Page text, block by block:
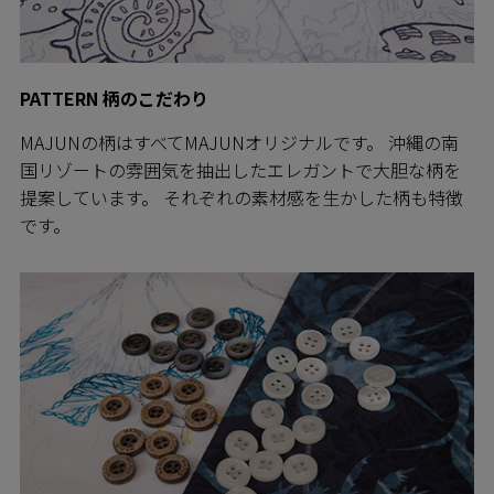
PATTERN 柄のこだわり
MAJUNの柄はすべてMAJUNオリジナルです。 沖縄の南
国リゾートの雰囲気を抽出したエレガントで大胆な柄を
提案しています。 それぞれの素材感を生かした柄も特徴
です。